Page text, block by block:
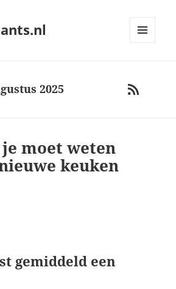
RSS
2025
moet weten
keuken
gemiddeld een